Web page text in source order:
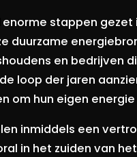
stappen gezet
duurzame
en bedrijven
loop der jaren
om hun eigen
inmiddels een
in het zuiden van